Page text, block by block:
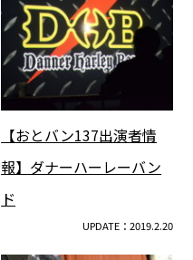
【おとバン137出演者情
報】ダナーハーレーバン
ド
UPDATE：2019.2.20